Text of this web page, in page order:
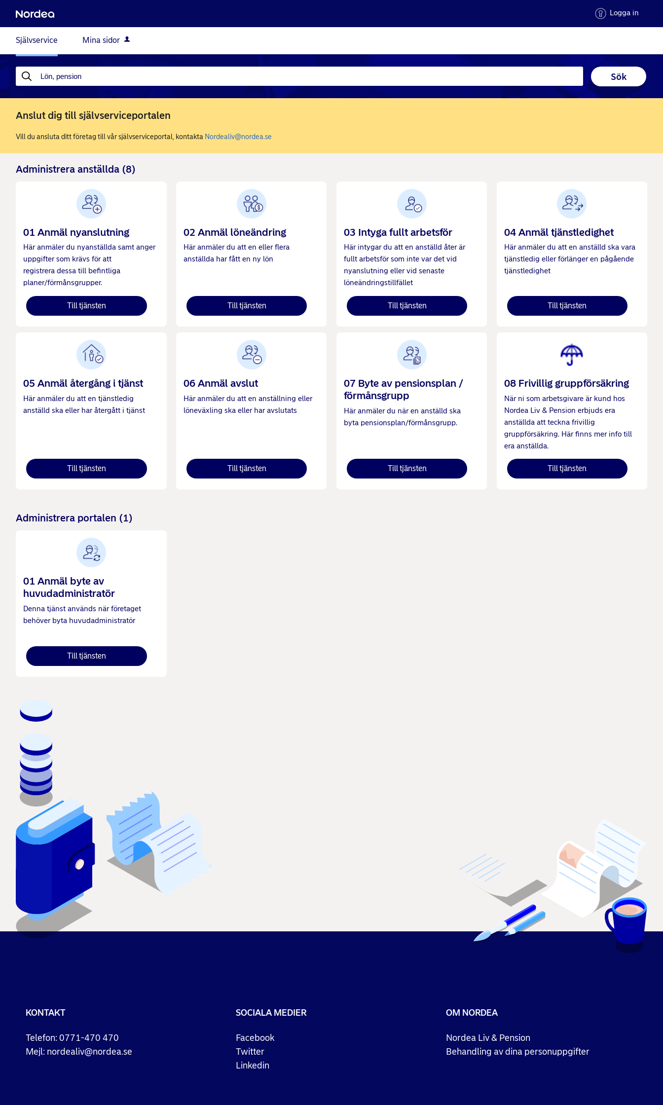
Logga in
Självservice Mina sidor
Sök
Anslut dig till självserviceportalen
Vill du ansluta ditt företag till vår självserviceportal, kontakta Nordealiv@nordea.se
Administrera anställda (8)
01 Anmäl nyanslutning
Här anmäler du nyanställda samt anger
uppgifter som krävs för att
registrera dessa till befintliga
planer/förmånsgrupper.
Till tjänsten
02 Anmäl löneändring
Här anmäler du att en eller flera
anställda har fått en ny lön
Till tjänsten
03 Intyga fullt arbetsför
Här intygar du att en anställd åter är
fullt arbetsför som inte var det vid
nyanslutning eller vid senaste
löneändringstillfället
Till tjänsten
04 Anmäl tjänstledighet
Här anmäler du att en anställd ska vara
tjänstledig eller förlänger en pågående
tjänstledighet
Till tjänsten
05 Anmäl återgång i tjänst
Här anmäler du att en tjänstledig
anställd ska eller har återgått i tjänst
Till tjänsten
06 Anmäl avslut
Här anmäler du att en anställning eller
löneväxling ska eller har avslutats
Till tjänsten
07 Byte av pensionsplan /
förmånsgrupp
Här anmäler du när en anställd ska
byta pensionsplan/förmånsgrupp.
Till tjänsten
08 Frivillig gruppförsäkring
När ni som arbetsgivare är kund hos
Nordea Liv & Pension erbjuds era
anställda att teckna frivillig
gruppförsäkring. Här finns mer info till
era anställda.
Till tjänsten
Administrera portalen (1)
01 Anmäl byte av
huvudadministratör
Denna tjänst används när företaget
behöver byta huvudadministratör
Till tjänsten
KONTAKT
Telefon: 0771-470 470
Mejl: nordealiv@nordea.se
SOCIALA MEDIER
Facebook
Twitter
Linkedin
OM NORDEA
Nordea Liv & Pension
Behandling av dina personuppgifter